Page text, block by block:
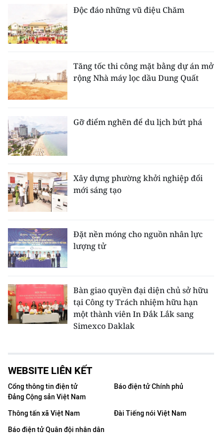
Độc đáo những vũ điệu Chăm
Tăng tốc thi công mặt bằng dự án mở
rộng Nhà máy lọc dầu Dung Quất
Gỡ điểm nghẽn để du lịch bứt phá
Xây dựng phường khởi nghiệp đổi
mới sáng tạo
Đặt nền móng cho nguồn nhân lực
lượng tử
Bàn giao quyền đại diện chủ sở hữu
tại Công ty Trách nhiệm hữu hạn
một thành viên In Đắk Lắk sang
Simexco Daklak
WEBSITE LIÊN KẾT
Cổng thông tin điện tử
Đảng Cộng sản Việt Nam
Báo điện tử Chính phủ
Thông tấn xã Việt Nam
Đài Tiếng nói Việt Nam
Báo điện tử Quân đội nhân dân